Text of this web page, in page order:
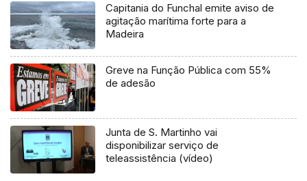
Capitania do Funchal emite aviso de
agitação marítima forte para a
Madeira
Greve na Função Pública com 55%
de adesão
Junta de S. Martinho vai
disponibilizar serviço de
teleassistência (vídeo)